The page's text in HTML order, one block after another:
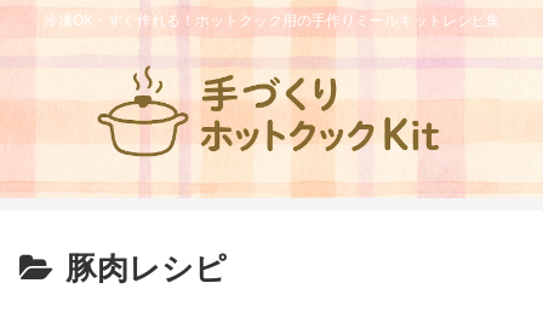
冷凍OK・すぐ作れる！ホットクック用の手作りミールキットレシピ集
豚肉レシピ